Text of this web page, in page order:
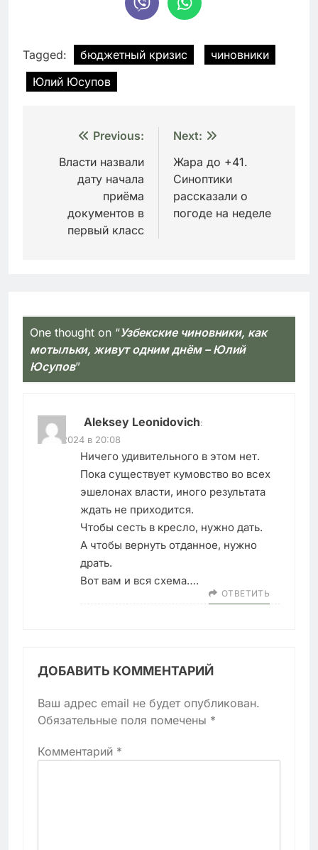
Tagged: бюджетный кризис
чиновники
Юлий Юсупов
Навигация
записям
Previous:
Власти назвали
дату начала
приёма
документов в
первый класс
Next:
Жара до +41.
Синоптики
рассказали о
погоде на неделе
One thought on “Узбекские чиновники, как
мотыльки, живут одним днём – Юлий
Юсупов”
Aleksey Leonidovich:
01.07.2024 в 20:08
Ничего удивительного в этом нет.
Пока существует кумовство во всех
эшелонах власти, иного результата
ждать не приходится.
Чтобы сесть в кресло, нужно дать.
А чтобы вернуть отданное, нужно
драть.
Вот вам и вся схема….
ОТВЕТИТЬ
ДОБАВИТЬ КОММЕНТАРИЙ
Ваш адрес email не будет опубликован.
Обязательные поля помечены *
Комментарий *